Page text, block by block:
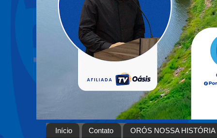
Início Contato ORÓS NOSSA HISTÓRIA